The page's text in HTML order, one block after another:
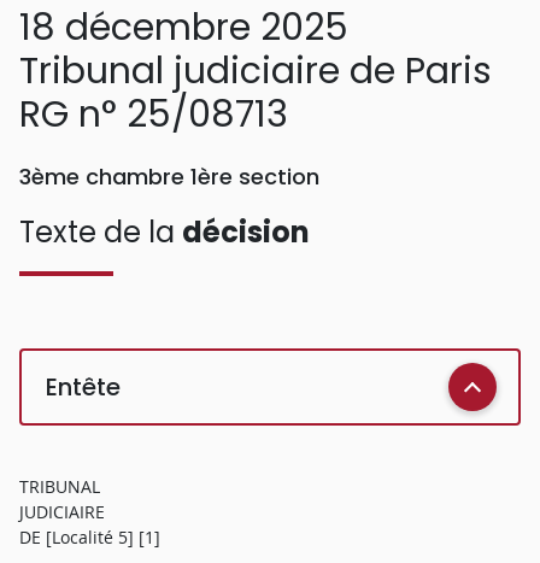
18 décembre 2025
Tribunal judiciaire de Paris
RG n° 25/08713
3ème chambre 1ère section
Texte de la décision
Entête
TRIBUNAL
JUDICIAIRE
DE [Localité 5] [1]